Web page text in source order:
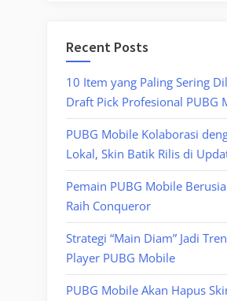
Recent Posts
10 Item yang Paling Sering
Draft Pick Profesional PUBG
PUBG Mobile Kolaborasi
Lokal, Skin Batik Rilis di
Pemain PUBG Mobile
Raih Conqueror
Strategi “Main Diam” Jadi
Player PUBG Mobile
PUBG Mobile Akan Hapus